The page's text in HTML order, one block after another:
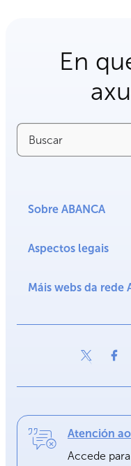
En
Buscar
Sobre ABANCA
Aspectos legais
Máis webs da rede
Atención
Accede